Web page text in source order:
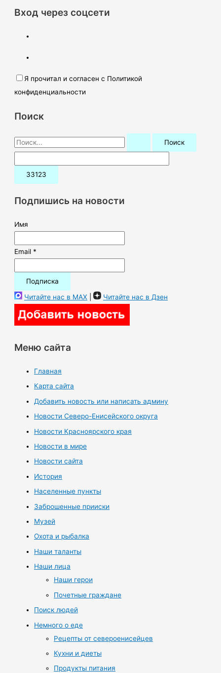
Вход через соцсети
Я прочитал и согласен с Политикой
конфиденциальности
Поиск
П
о
и
:Подпишись на новости
Имя
Email *
Читайте нас в MAX | Читайте нас в Дзен
Меню сайта
Главная
Карта сайта
Добавить новость или написать админу
Новости Северо-Енисейского округа
Новости Красноярского края
Новости в мире
Новости сайта
История
Населенные пункты
Заброшенные прииски
Музей
Охота и рыбалка
Наши таланты
Наши лица
Наши герои
Почетные граждане
Поиск людей
Немного о еде
Рецепты от североенисейцев
Кухни и диеты
Продукты питания